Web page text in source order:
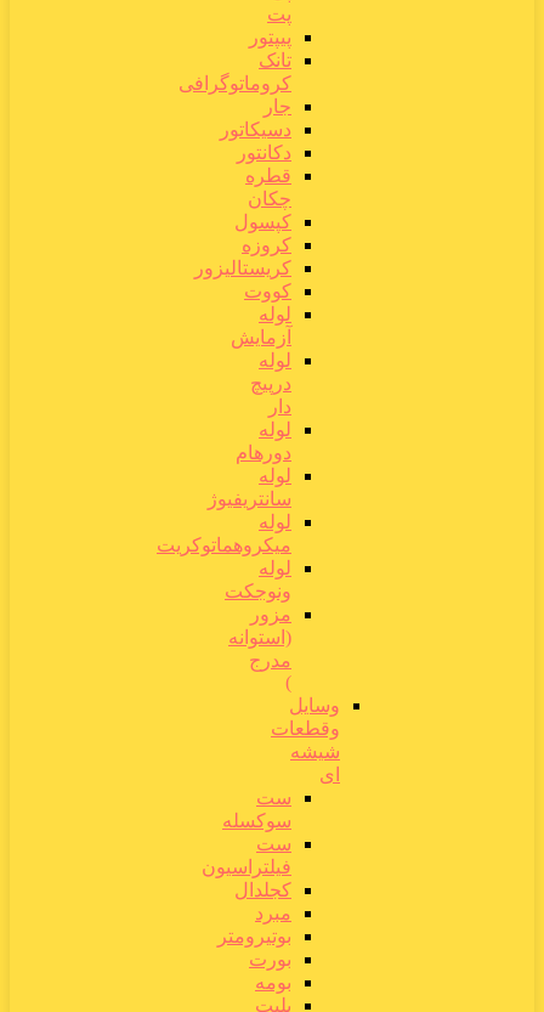
پت
پیپتور
تانک
کروماتوگرافی
جار
دسیکاتور
دکانتور
قطره
چکان
کپسول
کروزه
کریستالیزور
کووت
لوله
آزمایش
لوله
درپیچ
دار
لوله
دورهام
لوله
سانتریفیوژ
لوله
میکروهماتوکریت
لوله
ونوجکت
مزور
(استوانه
مدرج
)
وسایل
وقطعات
شیشه
ای
ست
سوکسله
ست
فیلتراسیون
کجلدال
مبرد
بوتیرومتر
بورت
بومه
پلیت